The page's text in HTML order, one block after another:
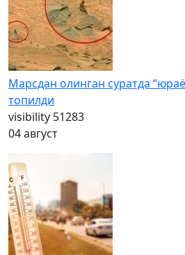
Марсдан олинган суратда
топилди
visibility 51283
04 август